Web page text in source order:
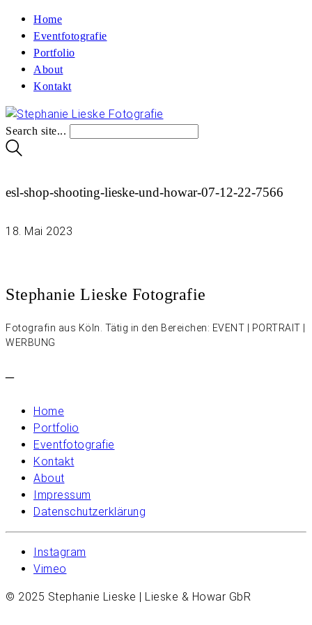
Home
Eventfotografie
Portfolio
About
Kontakt
Search site...
esl-shop-shooting-lieske-und-howar-07-12-22-7566
18. Mai 2023
Stephanie Lieske Fotografie
Fotografin aus Köln. Tätig in den Bereichen: EVENT | PORTRAIT |
WERBUNG
–
Home
Portfolio
Eventfotografie
Kontakt
About
Impressum
Datenschutzerklärung
Instagram
Vimeo
© 2025 Stephanie Lieske | Lieske & Howar GbR